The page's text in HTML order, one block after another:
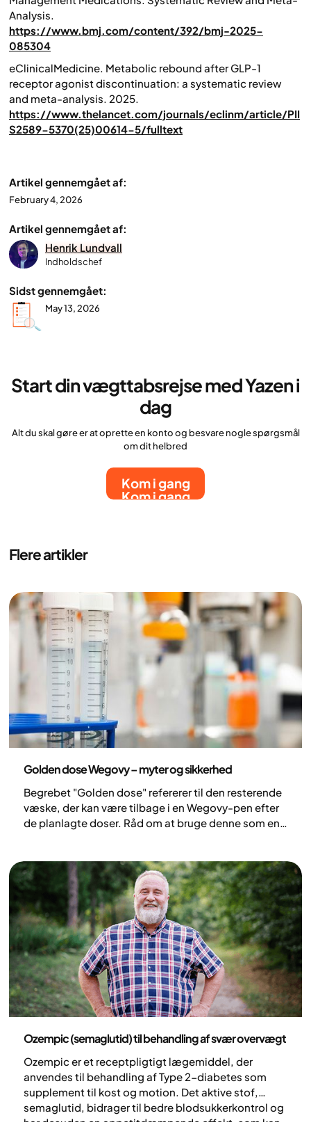
Analysis.
https://www.bmj.com/content/392/bmj-2025-
085304
eClinicalMedicine. Metabolic rebound after GLP-1
receptor agonist discontinuation: a systematic review
and meta-analysis. 2025.
https://www.thelancet.com/journals/eclinm/article/PII
S2589-5370(25)00614-5/fulltext
Artikel gennemgået af:
February 4, 2026
Artikel gennemgået af:
Henrik Lundvall
Indholdschef
Sidst gennemgået:
May 13, 2026
Start din vægttabsrejse med Yazen i
dag
Alt du skal gøre er at oprette en konto og besvare nogle spørgsmål
om dit helbred
Kom i gang
Kom i gang
Flere artikler
Golden dose Wegovy – myter og sikkerhed
Begrebet "Golden dose" refererer til den resterende
væske, der kan være tilbage i en Wegovy-pen efter
de planlagte doser. Råd om at bruge denne som en
risiko for forkert dosering samt risiko for
kontaminering, når man manipulerer med pennen
uden for dens tilsigtede brug.
Ozempic (semaglutid) til behandling af svær overvægt
Ozempic er et receptpligtigt lægemiddel, der
anvendes til behandling af Type 2-diabetes som
supplement til kost og motion. Det aktive stof,
semaglutid, bidrager til bedre blodsukkerkontrol og
har desuden en appetitdæmpende effekt, som kan